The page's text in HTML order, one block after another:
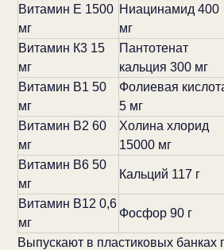
Витамин E 1500
мг
Ниацинамид 400
мг
Витамин К3 15
мг
Пантотенат
кальция 300 мг
Витамин B1 50
мг
Фолиевая
5 мг
Витамин B2 60
мг
Холина хлорид
15000 мг
Витамин B6 50
мг
Кальций 117 г
Витамин В12 0,6
мг
Фосфор 90 г
Выпускают в пластиковых банках